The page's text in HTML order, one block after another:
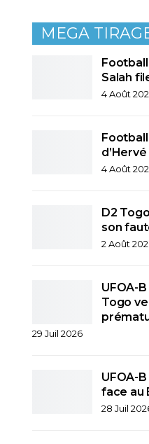
MEGA
Salah
4 Août
4 Août
D2
son
2 Août
UFOA-
Togo
29 Juil 2026
UFOA-
face au
28 Juil